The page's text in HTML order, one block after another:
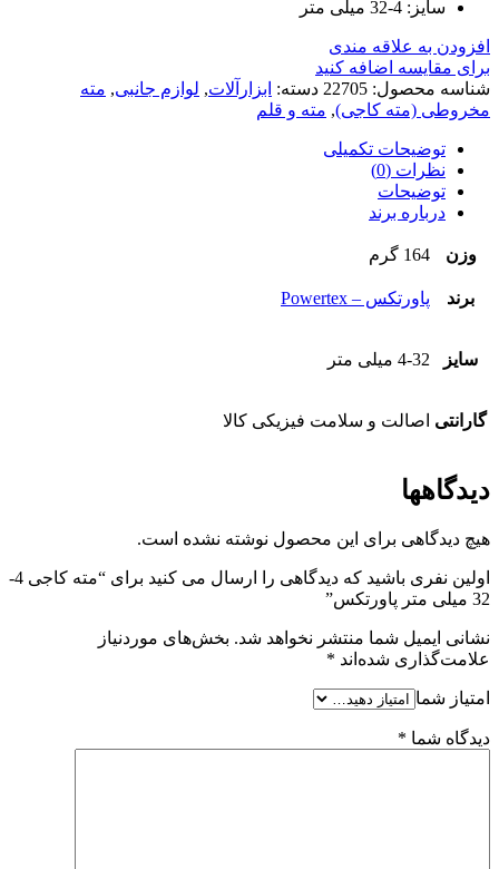
سایز: 4-32 میلی متر
افزودن به علاقه مندی
برای مقایسه اضافه کنید
شناسه محصول: 22705 دسته: ابزارآلات, لوازم جانبی, مته
مخروطی (مته کاجی), مته و قلم
توضیحات تکمیلی
نظرات (0)
توضیحات
درباره برند
وزن 164 گرم
برند پاورتکس – Powertex
سایز 4-32 میلی متر
گارانتی اصالت و سلامت فیزیکی کالا
دیدگاهها
هیچ دیدگاهی برای این محصول نوشته نشده است.
اولین نفری باشید که دیدگاهی را ارسال می کنید برای “مته کاجی 4-
32 میلی متر پاورتکس”
نشانی ایمیل شما منتشر نخواهد شد. بخش‌های موردنیاز
علامت‌گذاری شده‌اند *
امتیاز شما
دیدگاه شما *